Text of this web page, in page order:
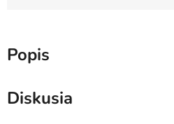
Popis
Diskusia